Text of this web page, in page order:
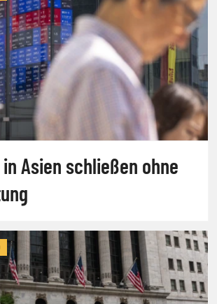
Asien schließen ohne